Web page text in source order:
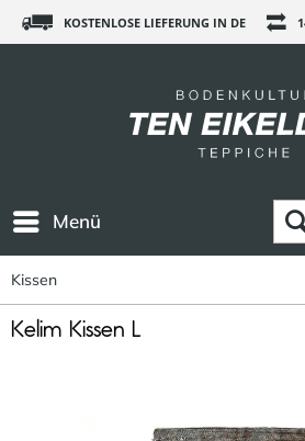
KOSTENLOSE LIEFERUNG IN DE
Menü
Kissen
Kelim Kissen L